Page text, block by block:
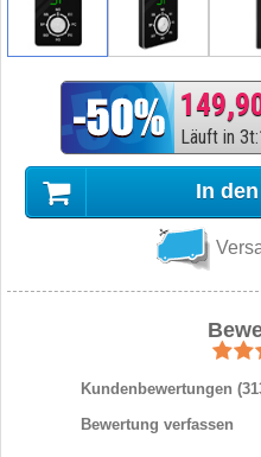
Läuft in 3t:
In
Kundenbewertungen (
Bewertung verfassen